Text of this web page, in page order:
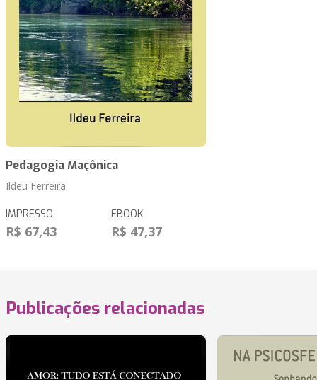
Pedagogia Maçônica
Ildeu Ferreira
IMPRESSO
R$ 67,43
EBOOK
R$ 47,37
Publicações relacionadas